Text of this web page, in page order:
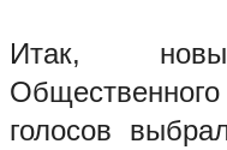
Итак,
голосов